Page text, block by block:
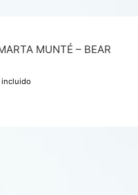
MUNTÉ – BEAR
incluido